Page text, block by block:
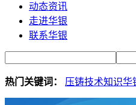
动态资讯
走进华银
联系华银
热门关键词： 压铸技术知识华